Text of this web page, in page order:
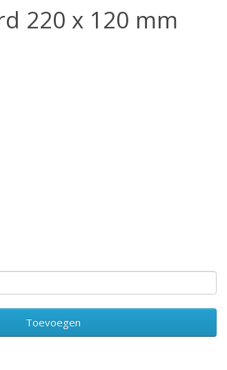
220 x 120 mm
Toevoegen